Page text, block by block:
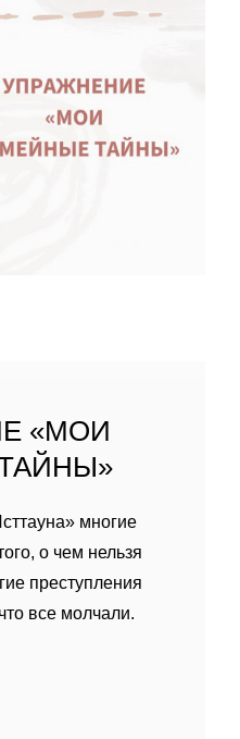
«МОИ
многие
о чем нельзя
преступления
все молчали.